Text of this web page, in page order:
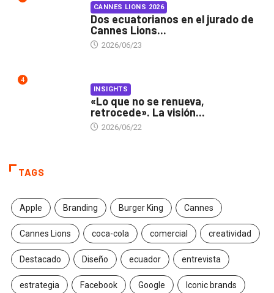
CANNES LIONS 2026
Dos ecuatorianos en el jurado de
Cannes Lions...
2026/06/23
4
INSIGHTS
«Lo que no se renueva,
retrocede». La visión...
2026/06/22
TAGS
Apple Branding Burger King Cannes
Cannes Lions coca-cola comercial creatividad
Destacado Diseño ecuador entrevista
estrategia Facebook Google Iconic brands